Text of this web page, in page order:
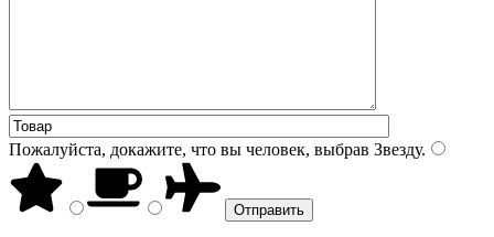
Пожалуйста, докажите, что вы человек, выбрав Звезду.